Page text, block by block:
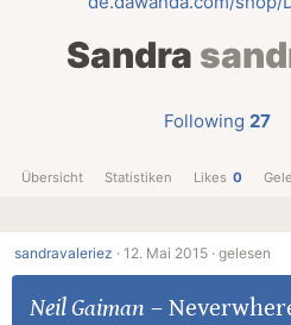
Sandra
Following 27
Übersicht Statistiken Likes 0
sandravaleriez · 12. Mai 2015 · gelesen
Neil Gaiman –